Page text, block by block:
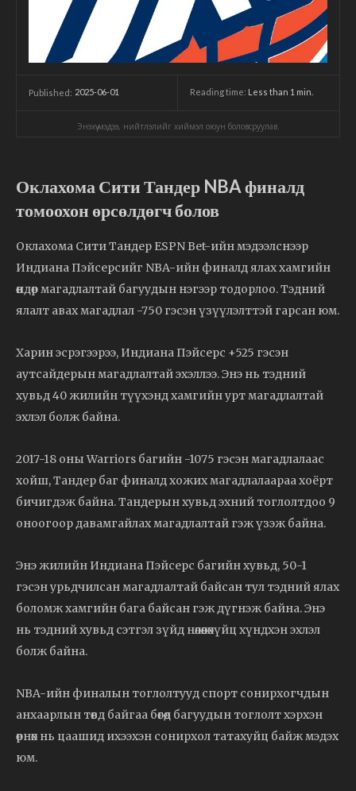
Published: 2025-06-01 Reading time: Less than 1 min.
Энэхүү мэдээ, нийтлэлийг хиймэл оюун боловсруулав.
Оклахома Сити Тандер NBA финалд
томоохон өрсөлдөгч болов
Оклахома Сити Тандер ESPN Bet-ийн мэдээлснээр
Индиана Пэйсерсийг NBA-ийн финалд ялах хамгийн
өндөр магадлалтай багуудын нэгээр тодорлоо. Тэдний
ялалт авах магадлал -750 гэсэн үзүүлэлттэй гарсан юм.
Харин эсрэгээрээ, Индиана Пэйсерс +525 гэсэн
аутсайдерын магадлалтай эхэллээ. Энэ нь тэдний
хувьд 40 жилийн түүхэнд хамгийн урт магадлалтай
эхлэл болж байна.
2017-18 оны Warriors багийн -1075 гэсэн магадлалаас
хойш, Тандер баг финалд хожих магадлалаараа хоёрт
бичигдэж байна. Тандерын хувьд эхний тоглолтдоо 9
оноогоор давамгайлах магадлалтай гэж үзэж байна.
Энэ жилийн Индиана Пэйсерс багийн хувьд, 50-1
гэсэн урьдчилсан магадлалтай байсан тул тэдний ялах
боломж хамгийн бага байсан гэж дүгнэж байна. Энэ
нь тэдний хувьд сэтгэл зүйд нөлөөлөхүйц хүндхэн эхлэл
болж байна.
NBA-ийн финалын тоглолтууд спорт сонирхогчдын
анхаарлын төвд байгаа бөгөөд багуудын тоглолт хэрхэн
өрнөх нь цаашид ихээхэн сонирхол татахуйц байж мэдэх
юм.